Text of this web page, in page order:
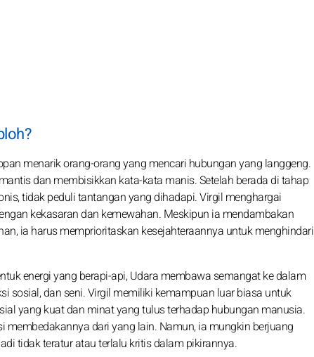
menarik orang-orang yang mencari hubungan yang langgeng.
dan membisikkan kata-kata manis. Setelah berada di tahap
tidak peduli tantangan yang dihadapi. Virgil menghargai
kekasaran dan kemewahan. Meskipun ia mendambakan
ia harus memprioritaskan kesejahteraannya untuk menghindari
energi yang berapi-api, Udara membawa semangat ke dalam
sosial, dan seni. Virgil memiliki kemampuan luar biasa untuk
yang kuat dan minat yang tulus terhadap hubungan manusia.
dari yang lain. Namun, ia mungkin berjuang
tidak teratur atau terlalu kritis dalam pikirannya.